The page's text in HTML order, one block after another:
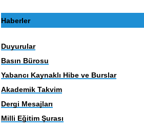
Haberler
Duyurular
Basın Bürosu
Yabancı Kaynaklı Hibe ve Burslar
Akademik Takvim
Dergi Mesajları
Milli Eğitim Şurası